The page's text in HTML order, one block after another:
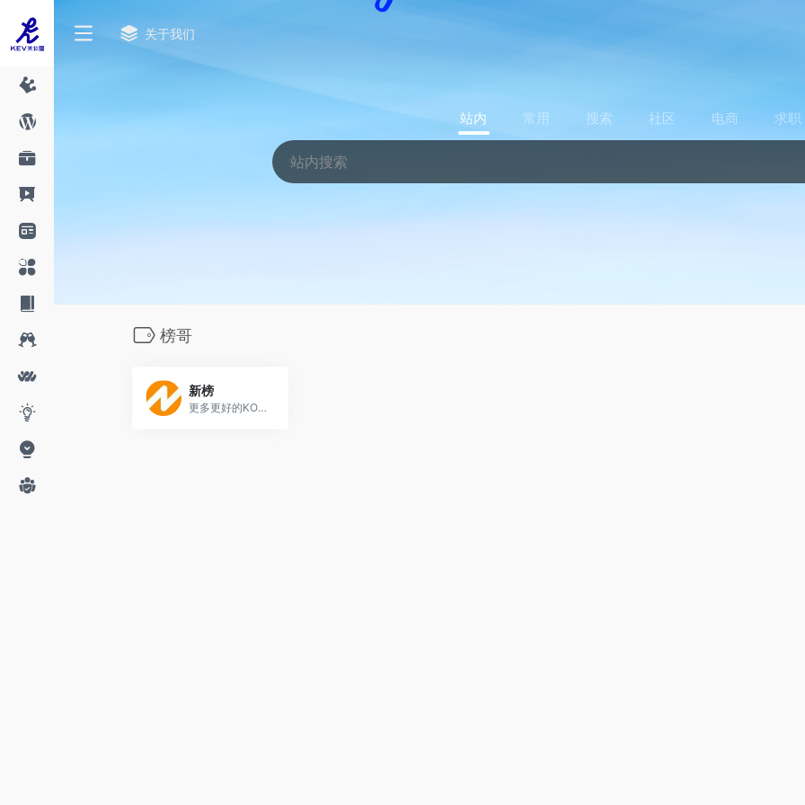
关于我们
站内 常用 搜索 社区 电商 求职
榜哥
新榜
更多更好的KOL自媒体，品效合一的传播销售方案，尽在新榜：微信微博广告营销、新榜有赚平台、电商导购、数据咨询……